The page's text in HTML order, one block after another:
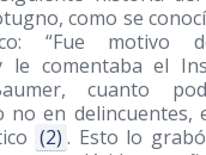
como se
“Fue motivo
le comentaba el
cuanto
no en delincuentes,
(2) . Esto lo